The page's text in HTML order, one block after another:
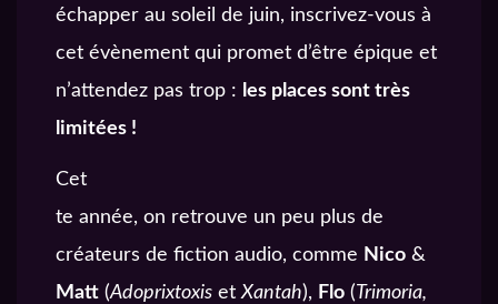
échapper au soleil de juin, inscrivez-vous à
cet évènement qui promet d’être épique et
n’attendez pas trop : les places sont très
limitées !
Cet
te année, on retrouve un peu plus de
créateurs de fiction audio, comme Nico &
Matt (Adoprixtoxis etXantah), Flo (Trimoria,